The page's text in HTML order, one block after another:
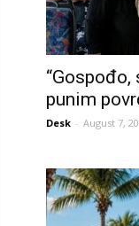
punim
Desk - August 7,